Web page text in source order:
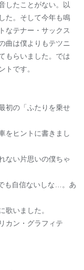
したことがない。以
た。そして今年も鳴
なテナー・サックス
曲は僕よりもテツニ
もらいました。では
トです。
初の「ふたりを乗せ
をヒントに書きまし
ない片思いの僕ちゃ
も自信ないしな…。あ
歌いました。
カン・グラフィテ